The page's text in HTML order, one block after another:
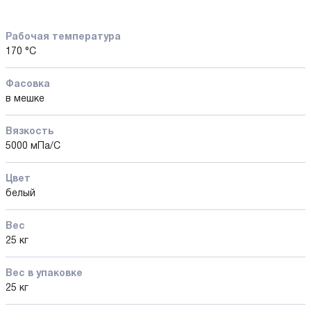
Рабочая температура
170 °C
Фасовка
в мешке
Вязкость
5000 мПа/С
Цвет
белый
Вес
25 кг
Вес в упаковке
25 кг